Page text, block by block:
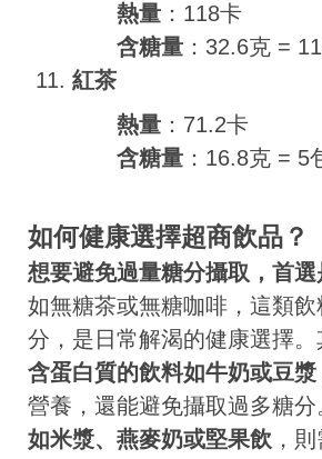
熱量 ：118卡
含糖量 ：32.6克 =
紅茶
熱量 ：71.2卡
含糖量 ：16.8克 = 5
如何健康選擇超商飲品？
想要避免過量糖分攝取，首
如無糖茶或無糖咖啡，這類
分，是日常解渴的健康選擇。
含蛋白質的飲料如牛奶或豆漿
營養，還能避免攝取過多糖分
如米漿、燕麥奶或堅果飲 ，